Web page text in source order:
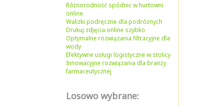
Różnorodność spódnic w hurtowni
online.
Walizki podręczne dla podróżnych
Drukuj zdjęcia online szybko
Optymalne rozwiązania filtracyjne dla
wody
Efektywne usługi logistyczne w stolicy
Innowacyjne rozwiązania dla branży
farmaceutycznej
Losowo wybrane: